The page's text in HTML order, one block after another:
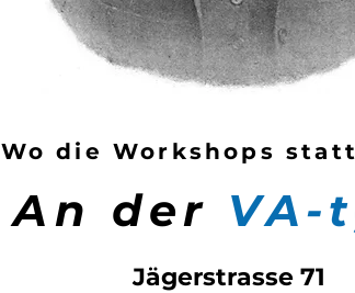
Wo die Workshops
An der VA-
Jägerstrasse 71